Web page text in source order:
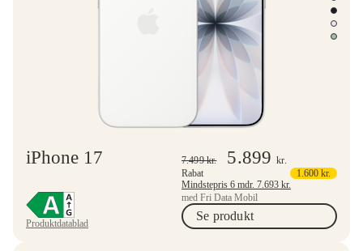
iPhone 17
Produktdatablad
7.499kr. 5.899kr.
Rabat
1.600 kr.
Mindstepris 6 mdr. 7.693 kr.
med Fri Data Mobil
Se produkt